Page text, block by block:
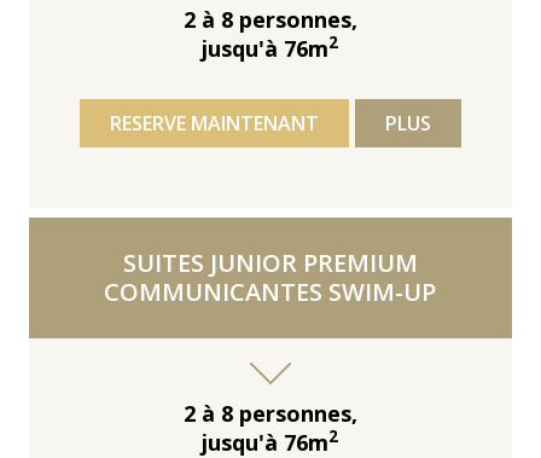
2 à 8 personnes,
jusqu'à 76m2
RESERVE MAINTENANT PLUS
SUITES JUNIOR PREMIUM
COMMUNICANTES SWIM-UP
2 à 8 personnes,
jusqu'à 76m2